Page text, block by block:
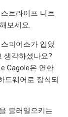
트라이프 니트
보세요.
피어스가 입었
생각하셨나요?
Cagole은 연한
드웨어로 장식되
불러일으키는